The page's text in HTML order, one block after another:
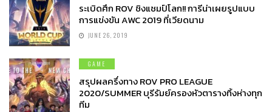
ระเบิดศึก ROV ชิงแชมป์โลก!! การีน่าเผยรูปแบบ
การแข่งขัน AWC 2019 ที่เวียดนาม
JUNE 26, 2019
GAME
สรุปผลครึ่งทาง ROV PRO LEAGUE
2020/SUMMER บุรีรัมย์ครองหัวตารางทิ้งห่างทุก
ทีม